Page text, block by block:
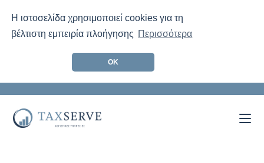
Η ιστοσελίδα χρησιμοποιεί cookies για τη
βέλτιστη εμπειρία πλοήγησης Περισσότερα
ΟΚ
content